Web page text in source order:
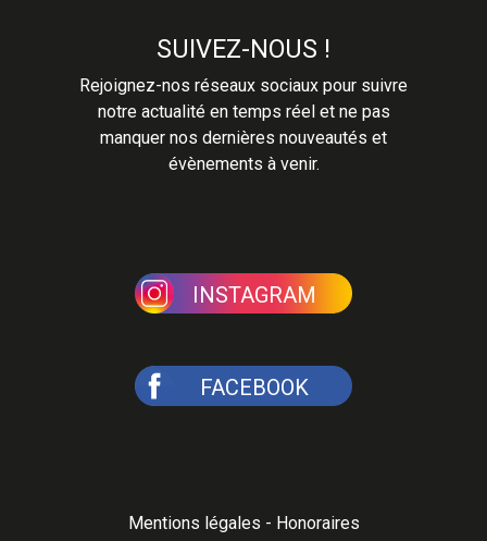
SUIVEZ-NOUS !
Rejoignez-nos réseaux sociaux pour suivre
notre actualité en temps réel et ne pas
manquer nos dernières nouveautés et
évènements à venir.
INSTAGRAM
FACEBOOK
Mentions légales - Honoraires